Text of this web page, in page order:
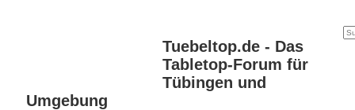
Tuebeltop.de - Das
Tabletop-Forum für
Tübingen und
Umgebung